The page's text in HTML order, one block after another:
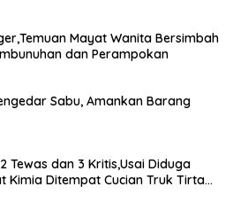
Mayat Wanita Bersimbah
dan Perampokan
Sabu, Amankan Barang
Tewas dan 3 Kritis,Usai Diduga
Kimia Ditempat Cucian Truk Tirta